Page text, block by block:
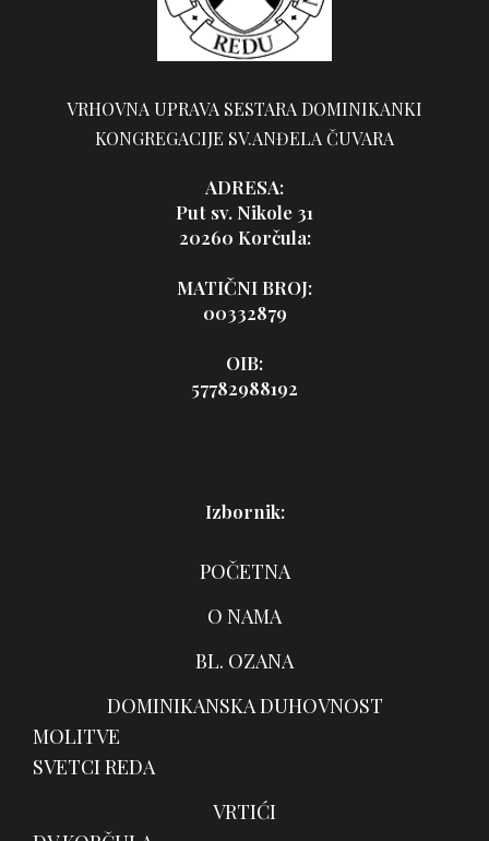
VRHOVNA UPRAVA SESTARA DOMINIKANKI
KONGREGACIJE SV.ANĐELA ČUVARA
ADRESA:
Put sv. Nikole 31
20260 Korčula:
MATIČNI BROJ:
00332879
OIB:
57782988192
Izbornik:
POČETNA
O NAMA
BL. OZANA
DOMINIKANSKA DUHOVNOST
MOLITVE
SVETCI REDA
VRTIĆI